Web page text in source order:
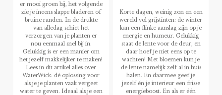
er mooi groen bij, het volgende
zie je ineens slappe bladeren of
bruine randen. In de drukte
van alledag schiet het
verzorgen van je planten er
nou eenmaal snel bij in.
Gelukkig is er een manier om
het jezelf makkelijker te maken!
Lees in dit artikel alles over
WaterWick: dé oplossing voor
als je je planten vaak vergeet
water te geven. Ideaal als je een
Korte dagen, weinig zon en een
wereld vol grijstinten: de winter
kan een flinke aanslag zijn op je
energie en humeur. Gelukkig
staat de lente voor de deur, en
daar hoef je niet eens op te
wachten! Met bloemen kun je
de lente namelijk zelf al in huis
halen. En daarmee geef je
jezelf én je interieur een frisse
energieboost. En als er één